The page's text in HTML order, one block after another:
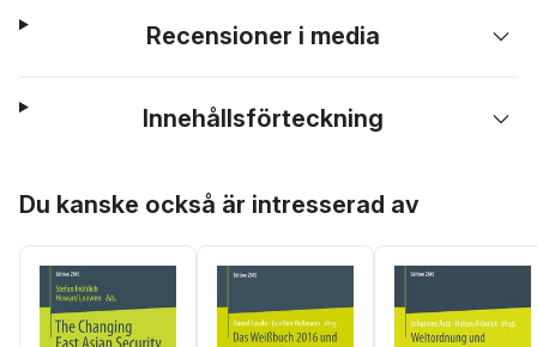
Recensioner i media
Innehållsförteckning
Du kanske också är intresserad av